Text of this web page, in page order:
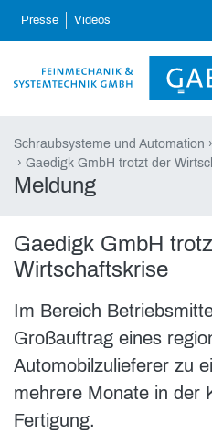
skip_navigation
Presse Videos
Schraubsysteme und Automation
Gaedigk GmbH trotzt der
Meldung
Gaedigk GmbH
Wirtschaftskrise
Im Bereich
Großauftrag eines
Automobilzulieferer zu
mehrere Monate in der
Fertigung.